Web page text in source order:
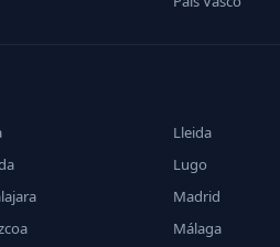
Lleida
Lugo
Madrid
Málaga